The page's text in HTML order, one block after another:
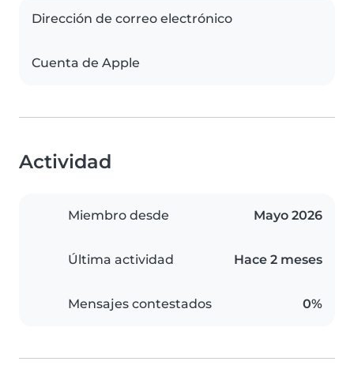
Dirección de correo electrónico
Cuenta de Apple
Actividad
Miembro desde Mayo 2026
Última actividad Hace 2 meses
Mensajes contestados 0%